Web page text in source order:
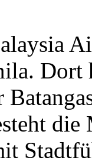
Dort